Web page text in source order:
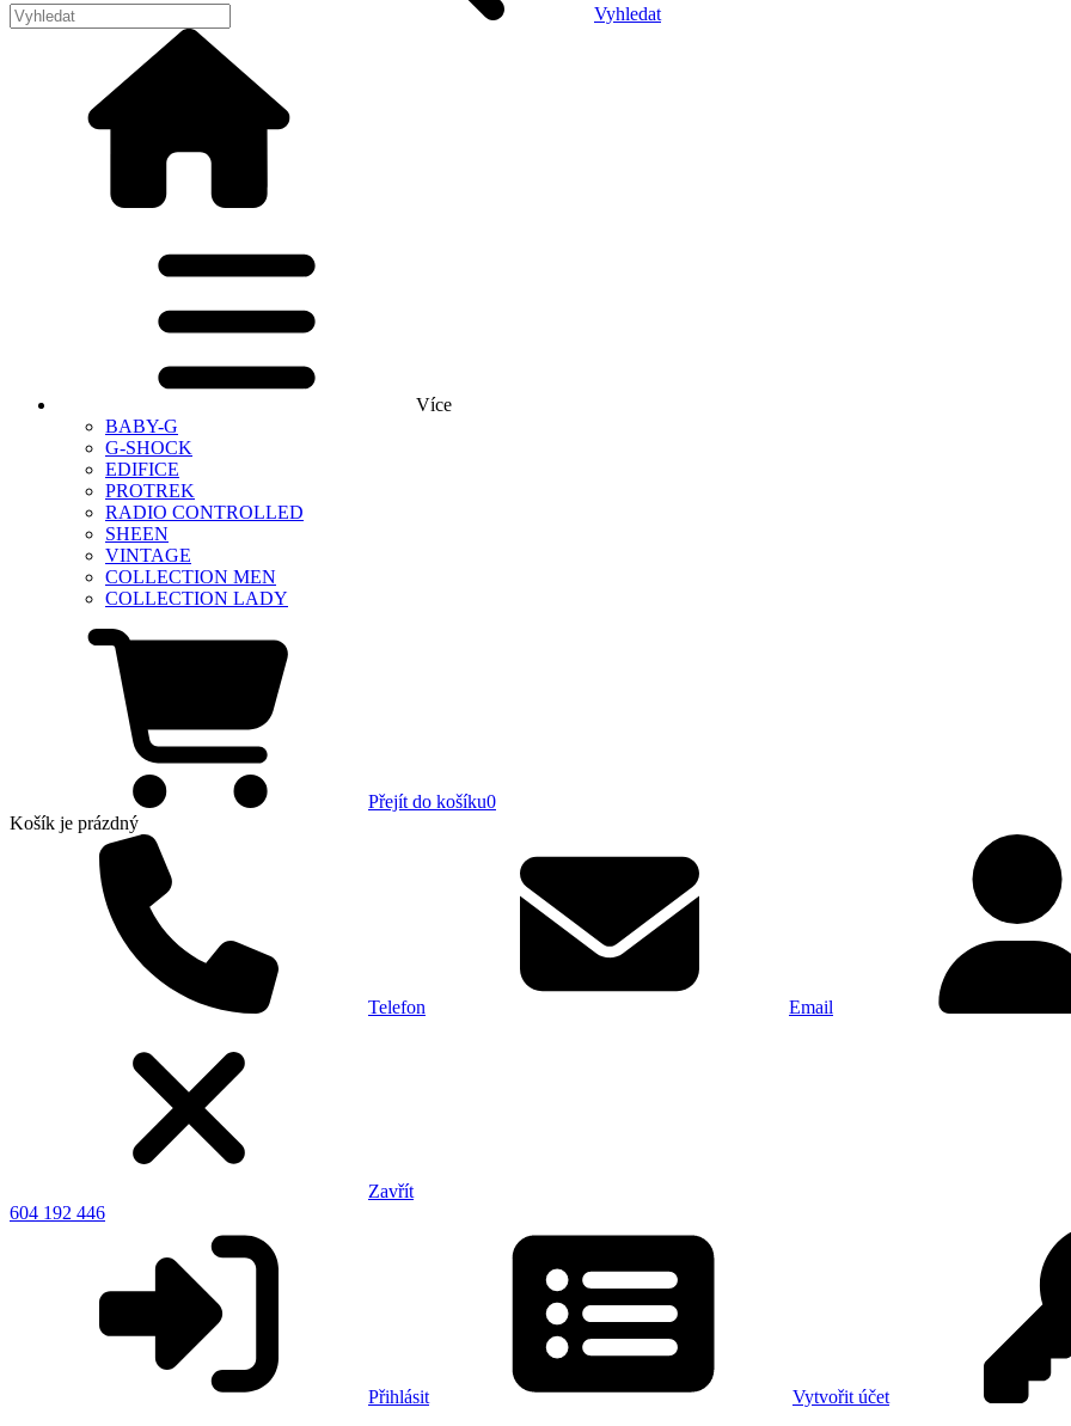
Vyhledat
Více
BABY-G
G-SHOCK
EDIFICE
PROTREK
RADIO CONTROLLED
SHEEN
VINTAGE
COLLECTION MEN
COLLECTION LADY
Přejít do košíku0
Košík je prázdný
Telefon Email
Zavřít
604 192 446
Přihlásit
Vytvořit účet